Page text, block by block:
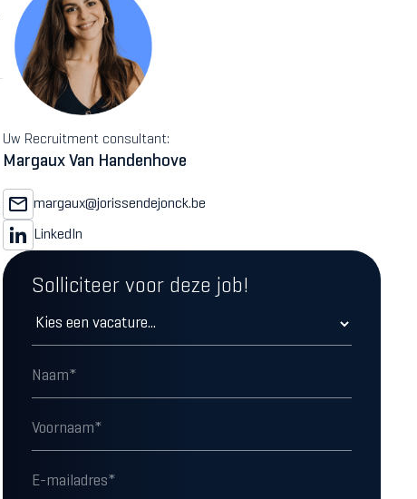
Uw Recruitment consultant:
Margaux Van Handenhove
margaux@jorissendejonck.be
LinkedIn
Solliciteer voor deze job!